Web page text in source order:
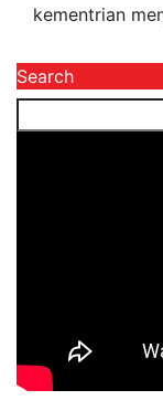
kementrian
Search